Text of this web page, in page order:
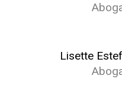
Lisette